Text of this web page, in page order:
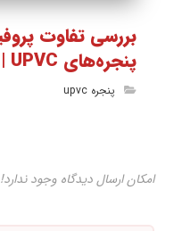
پنجره‌های UPVC | کدام بهتر است؟
پنجره upvc
امکان ارسال دیدگاه وجود ندارد!